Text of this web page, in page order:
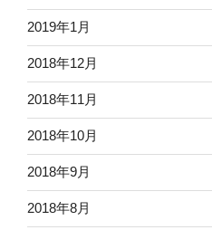
2019年1月
2018年12月
2018年11月
2018年10月
2018年9月
2018年8月